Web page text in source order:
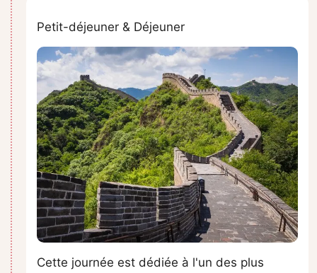
Petit-déjeuner & Déjeuner
Cette journée est dédiée à l'un des plus